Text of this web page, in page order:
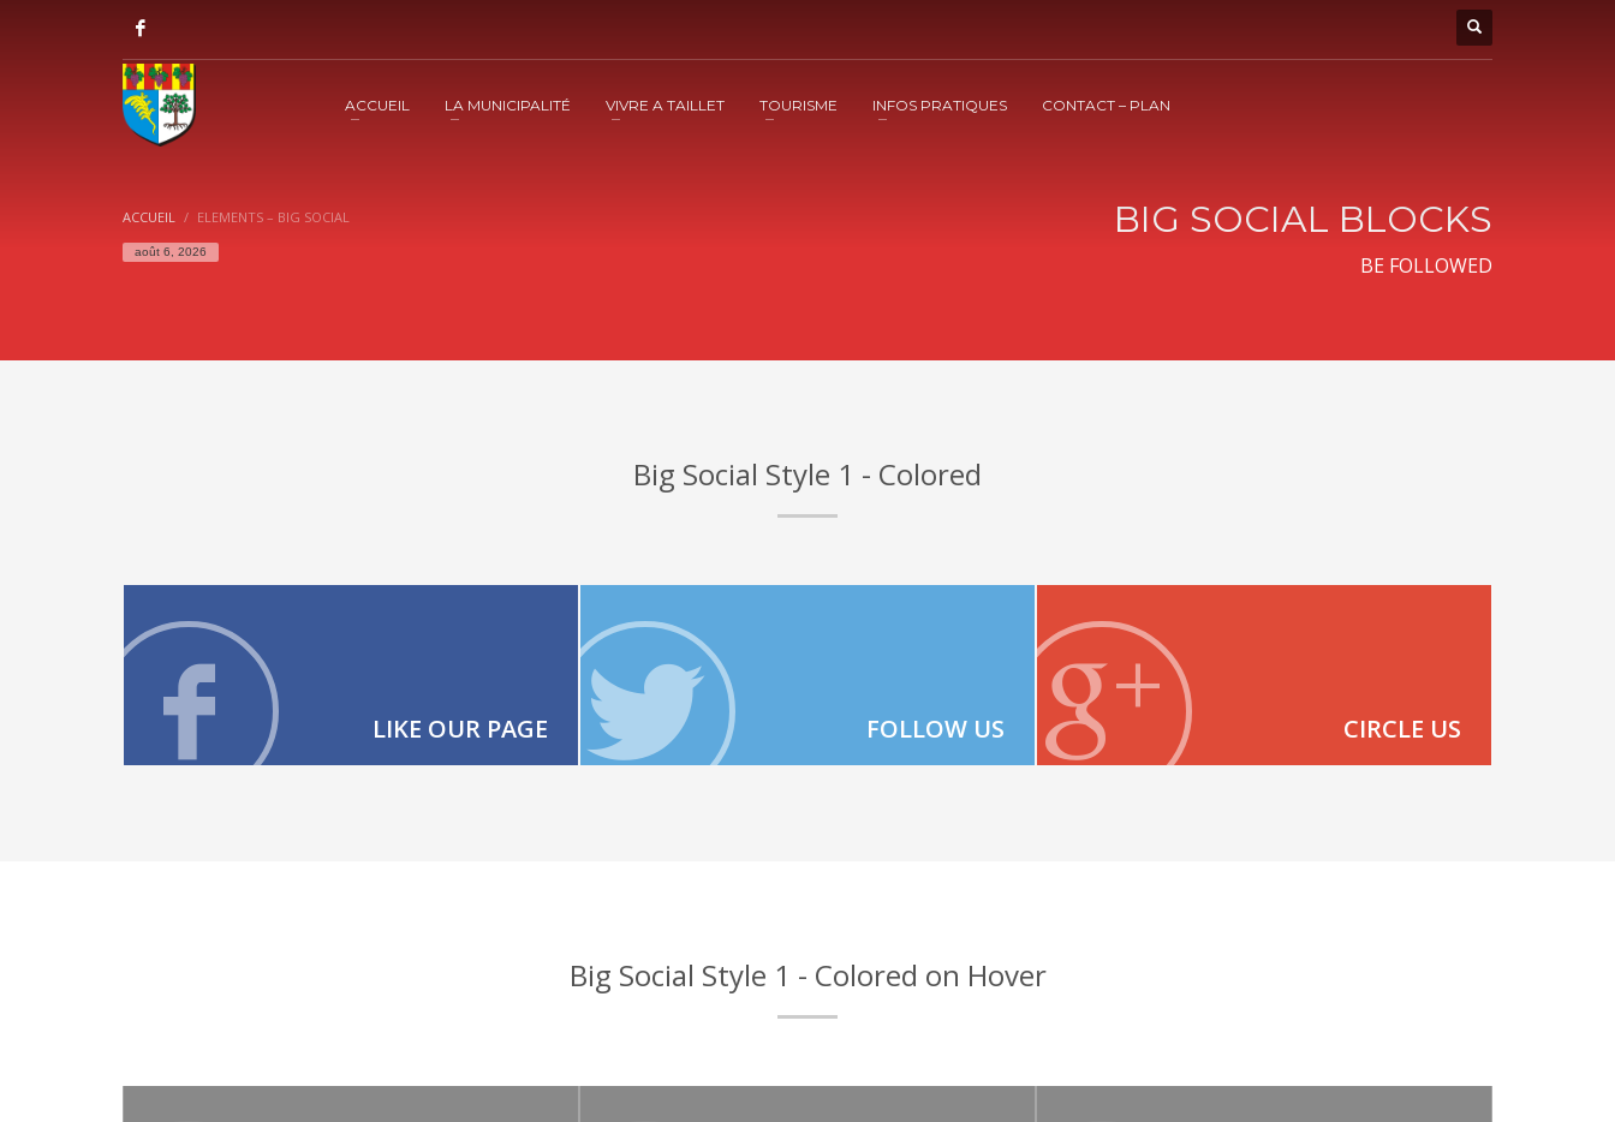
ACCUEIL LA MUNICIPALITÉ VIVRE A TAILLET TOURISME INFOS PRATIQUES CONTACT – PLAN
ACCUEIL ELEMENTS – BIG SOCIAL
août 6, 2026
BIG SOCIAL BLOCKS
BE FOLLOWED
Big Social Style 1 - Colored
LIKE OUR PAGE FOLLOW US CIRCLE US
Big Social Style 1 - Colored on Hover